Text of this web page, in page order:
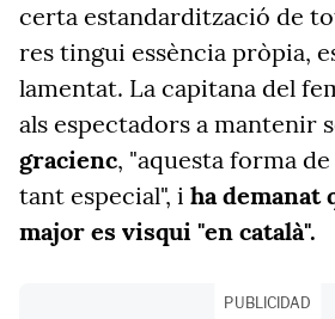
certa estandardització de
res tingui essència pròpia,
lamentat. La capitana del
als espectadors a mantenir
gracienc, "aquesta forma
tant especial", i ha demanat
major es visqui "en català".
PUBLICIDAD